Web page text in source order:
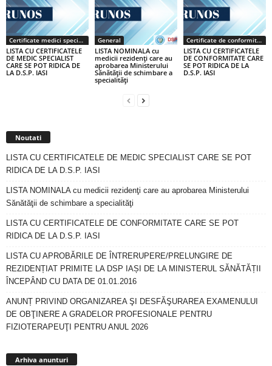
Certificate medici specialiști / primari
LISTA CU CERTIFICATELE
DE MEDIC SPECIALIST
CARE SE POT RIDICA DE
LA D.S.P. IASI
General
LISTA NOMINALA cu
medicii rezidenţi care au
aprobarea Ministerului
Sănătăţii de schimbare a
specialităţi
Certificate de conformitate
LISTA CU CERTIFICATELE
DE CONFORMITATE CARE
SE POT RIDICA DE LA
D.S.P. IASI
Noutati
LISTA CU CERTIFICATELE DE MEDIC SPECIALIST CARE SE POT
RIDICA DE LA D.S.P. IASI
LISTA NOMINALA cu medicii rezidenţi care au aprobarea Ministerului
Sănătăţii de schimbare a specialităţi
LISTA CU CERTIFICATELE DE CONFORMITATE CARE SE POT
RIDICA DE LA D.S.P. IASI
LISTA CU APROBĂRILE DE ÎNTRERUPERE/PRELUNGIRE DE
REZIDENȚIAT PRIMITE LA DSP IAȘI DE LA MINISTERUL SĂNĂTĂȚII
ÎNCEPÂND CU DATA DE 01.01.2016
ANUNȚ PRIVIND ORGANIZAREA ŞI DESFĂŞURAREA EXAMENULUI
DE OBŢINERE A GRADELOR PROFESIONALE PENTRU
FIZIOTERAPEUŢI PENTRU ANUL 2026
Arhiva anunturi